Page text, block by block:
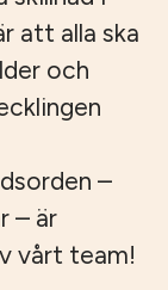
att alla ska
och
–
– är
vårt team!